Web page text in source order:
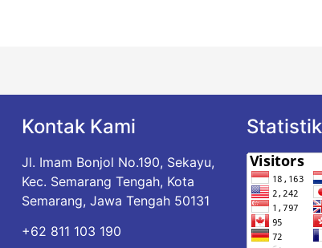
Kontak Kami
Jl. Imam Bonjol No.190, Sekayu,
Kec. Semarang Tengah, Kota
Semarang, Jawa Tengah 50131
+62 811 103 190